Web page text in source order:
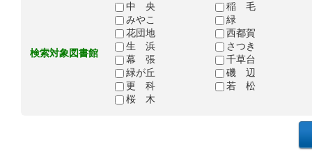
検索対象図書館
中 央
稲 毛
みやこ
緑
花団地
西都賀
生 浜
さつき
幕 張
千草台
緑が丘
磯 辺
更 科
若 松
桜 木